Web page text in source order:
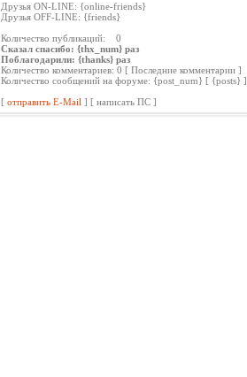
Друзья ON-LINE: {online-friends}
Друзья OFF-LINE: {friends}
Количество публикаций: 0
Сказал спасибо: {thx_num} раз
Поблагодарили: {thanks} раз
Количество комментариев: 0 [ Последние комментарии ]
Количество сообщений на форуме: {post_num} [ {posts} ]
[ отправить E-Mail ] [ написать ПС ]